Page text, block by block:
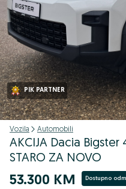
PIK PARTNER
Vozila Automobili
AKCIJA Dacia Bigster
STARO ZA NOVO
53.300 KM Dostupno